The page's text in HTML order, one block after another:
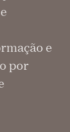
e
por